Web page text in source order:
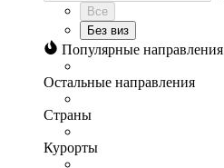
Все
Без виз
Популярные направления
Остальные направления
Страны
Курорты